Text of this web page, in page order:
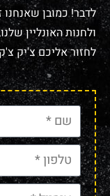
לדבר! כמובן שאנחנו
ולחנות האונליין
לחזור אליכם צ'יק